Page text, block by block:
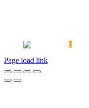
0
Page load link